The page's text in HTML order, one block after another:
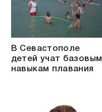
В Севастополе
детей учат базовым
навыкам плавания